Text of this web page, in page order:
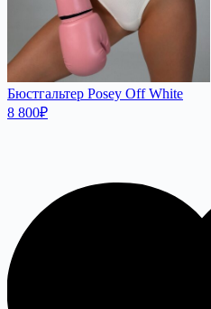
Бюстгальтер Posey Off White
8 800₽